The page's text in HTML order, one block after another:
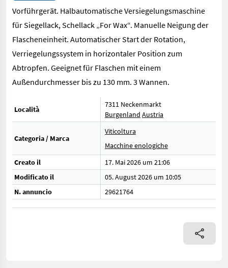
Vorführgerät. Halbautomatische Versiegelungsmaschine
für Siegellack, Schellack „For Wax“. Manuelle Neigung der
Flascheneinheit. Automatischer Start der Rotation,
Verriegelungssystem in horizontaler Position zum
Abtropfen. Geeignet für Flaschen mit einem
Außendurchmesser bis zu 130 mm. 3 Wannen.
Località
7311 Neckenmarkt
Burgenland Austria
Categoria / Marca
Viticoltura
Macchine enologiche
Creato il
17. Mai 2026 um 21:06
Modificato il
05. August 2026 um 10:05
N. annuncio
29621764